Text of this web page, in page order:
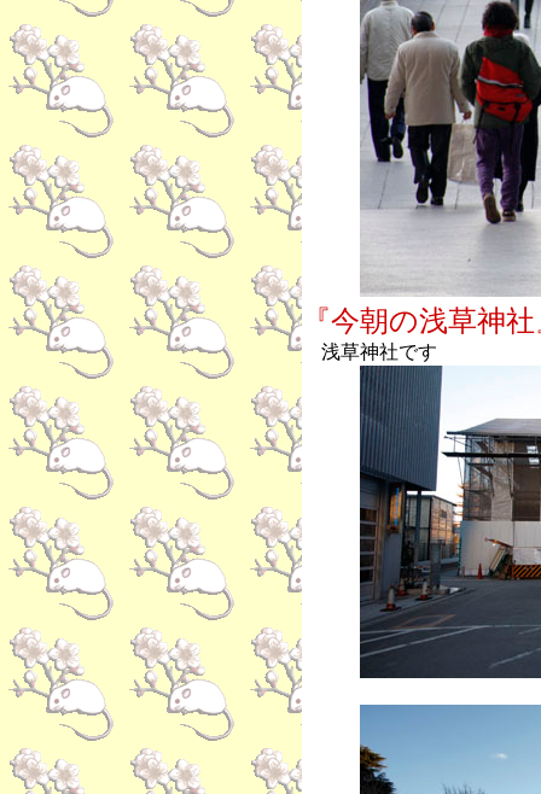
『今朝の浅草神
浅草神社です